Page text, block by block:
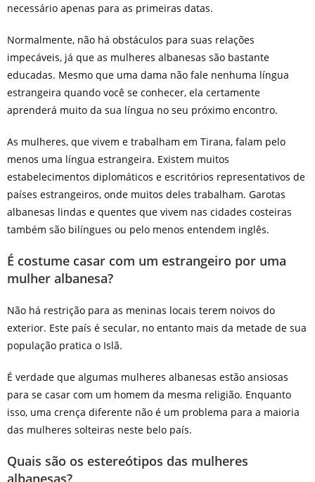
necessário apenas para as primeiras datas.
Normalmente, não há obstáculos para suas relações
impecáveis, já que as mulheres albanesas são bastante
educadas. Mesmo que uma dama não fale nenhuma língua
estrangeira quando você se conhecer, ela certamente
aprenderá muito da sua língua no seu próximo encontro.
As mulheres, que vivem e trabalham em Tirana, falam pelo
menos uma língua estrangeira. Existem muitos
estabelecimentos diplomáticos e escritórios representativos de
países estrangeiros, onde muitos deles trabalham. Garotas
albanesas lindas e quentes que vivem nas cidades costeiras
também são bilíngues ou pelo menos entendem inglês.
É costume casar com um estrangeiro por uma
mulher albanesa?
Não há restrição para as meninas locais terem noivos do
exterior. Este país é secular, no entanto mais da metade de sua
população pratica o Islã.
É verdade que algumas mulheres albanesas estão ansiosas
para se casar com um homem da mesma religião. Enquanto
isso, uma crença diferente não é um problema para a maioria
das mulheres solteiras neste belo país.
Quais são os estereótipos das mulheres
albanesas?